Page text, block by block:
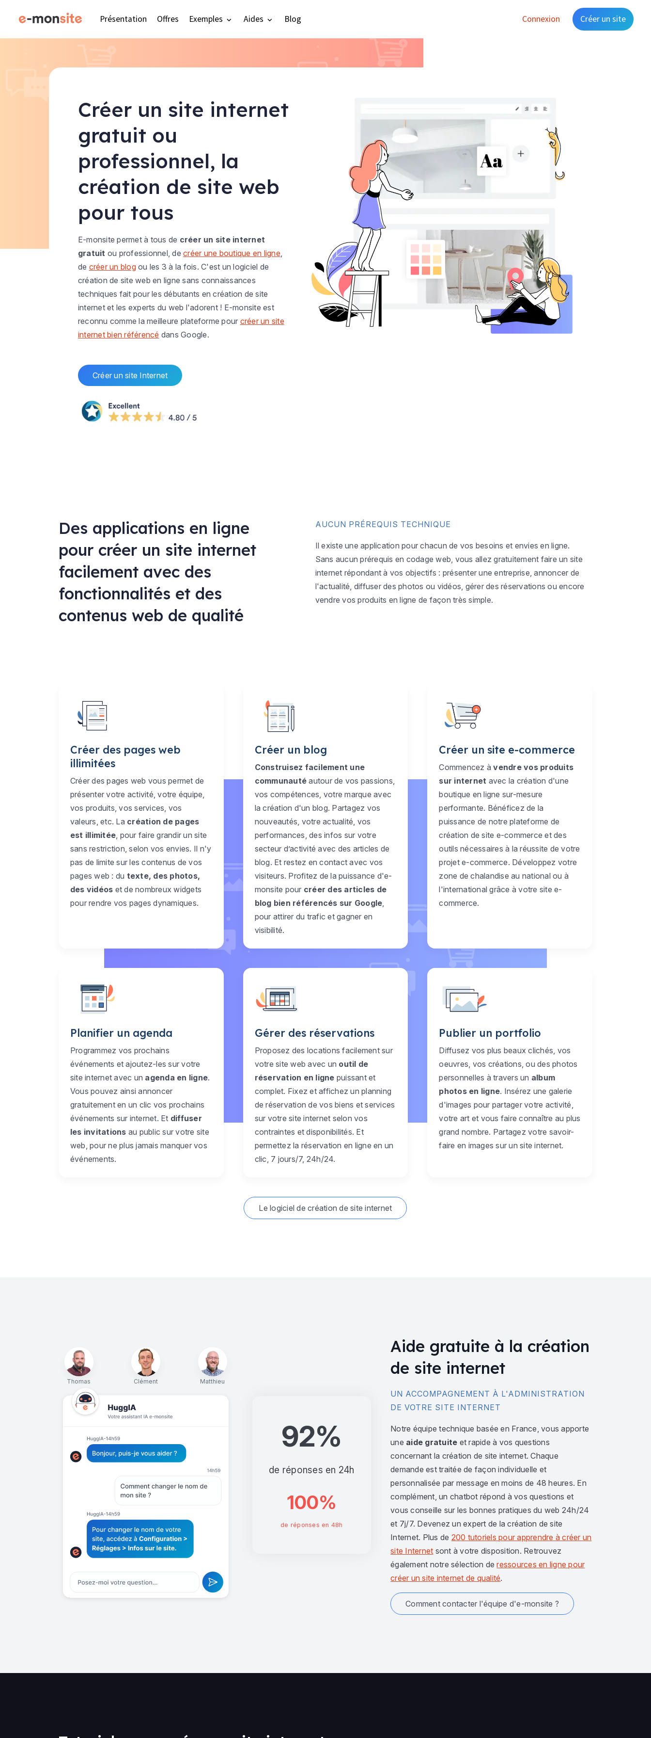
Présentation Offres Exemples Aides Blog Connexion Créer un site
Créer un site internet
gratuit ou
professionnel, la
création de site web
pour tous
E-monsite permet à tous de créer un site internet
gratuit ou professionnel, decréer une boutique en ligne,
de créer un blogou les 3 à la fois. C'est un logiciel de
création de site web en ligne sans connaissances
techniques fait pour les débutants en création de site
internet et les experts du web l'adorent ! E-monsite est
reconnu comme la meilleure plateforme pour créer un site
internet bien référencé dans Google.
Créer un site Internet
Des applications en ligne
pour créer un site internet
facilement avec des
fonctionnalités et des
contenus web de qualité
AUCUN PRÉREQUIS TECHNIQUE
Il existe une application pour chacun de vos besoins et envies en ligne.
Sans aucun prérequis en codage web, vous allez gratuitement faire un site
internet répondant à vos objectifs : présenter une entreprise, annoncer de
l'actualité, diffuser des photos ou vidéos, gérer des réservations ou encore
vendre vos produits en ligne de façon très simple.
Créer des pages web
illimitées
Créer des pages web vous permet de
présenter votre activité, votre équipe,
vos produits, vos services, vos
valeurs, etc. La création de pages
est illimitée , pour faire grandir un site
sans restriction, selon vos envies. Il n'y
pas de limite sur les contenus de vos
pages web : du texte, des photos,
des vidéos et de nombreux widgets
pour rendre vos pages dynamiques.
Créer un blog
Construisez facilement une
communauté autour de vos passions,
vos compétences, votre marque avec
la création d'un blog. Partagez vos
nouveautés, votre actualité, vos
performances, des infos sur votre
secteur d’activité avec des articles de
blog. Et restez en contact avec vos
visiteurs. Profitez de la puissance d'e-
monsite pour créer des articles de
blog bien référencés sur Google
pour attirer du trafic et gagner en
visibilité.
Créer un site e-commerce
Commencez àvendre vos produits
sur internet avec la création d'une
boutique en ligne sur-mesure
performante. Bénéficez de la
puissance de notre plateforme de
création de site e-commerce et des
outils nécessaires à la réussite de votre
projet e-commerce. Développez votre
zone de chalandise au national ou à
l'international grâce à votre site e-
commerce.
Planifier un agenda
Programmez vos prochains
événements et ajoutez-les sur votre
site internet avec un agenda en ligne.
Vous pouvez ainsi annoncer
gratuitement en un clic vos prochains
événements sur internet. Et diffuser
les invitations au public sur votre site
web, pour ne plus jamais manquer vos
événements.
Gérer des réservations
Proposez des locations facilement sur
votre site web avec un outil de
réservation en ligne puissant et
complet. Fixez et affichez un planning
de réservation de vos biens et services
sur votre site internet selon vos
contraintes et disponibilités. Et
permettez la réservation en ligne en un
clic, 7 jours/7, 24h/24.
Publier un portfolio
Diffusez vos plus beaux clichés, vos
oeuvres, vos créations, ou des photos
personnelles à travers un album
photos en ligne. Insérez une galerie
d'images pour partager votre activité,
votre art et vous faire connaître au plus
grand nombre. Partagez votre savoir-
faire en images sur un site internet.
Le logiciel de création de site internet
Thomas Clément Matthieu
92%
de réponses en 24h
100%
de réponses en 48h
Aide gratuite à la création
de site internet
UN ACCOMPAGNEMENT À L'ADMINISTRATION
DE VOTRE SITE INTERNET
Notre équipe technique basée en France, vous apporte
une aide gratuite et rapide à vos questions
concernant la création de site internet. Chaque
demande est traitée de façon individuelle et
personnalisée par message en moins de 48 heures. En
complément, un chatbot répond à vos questions et
vous conseille sur les bonnes pratiques du web 24h/24
et 7j/7. Devenez un expert de la création de site
Internet. Plus de 200 tutoriels pour apprendre à créer un
site Internet sont à votre disposition. Retrouvez
également notre sélection deressources en ligne pour
créer un site internet de qualité.
Comment contacter l'équipe d'e-monsite ?